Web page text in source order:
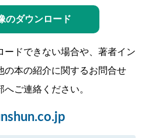
のダウンロード
ードできない場合や、著者イン
の本の紹介に関するお問合せ
ご連絡ください。